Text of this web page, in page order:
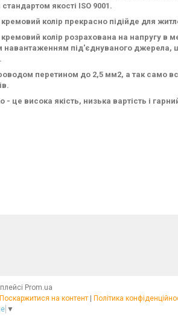
якості ISO 9001.
колір прекрасно підійде для
колір розрахована на напругу в
навантаженням під'єднуваного джерела,
перетином до 2,5 мм2, а так само
- це висока якість, низька вартість і
Prom.ua
Поскаржитися на контент | Політика
▼